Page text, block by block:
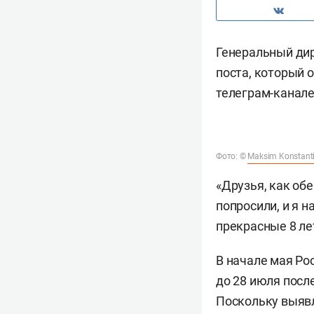
Генеральный
поста, который
телеграм-
Фото: © Maksim
«Друзья, как
попросили, и я
прекрасные 8
В начале мая
до 28 июля
Поскольку